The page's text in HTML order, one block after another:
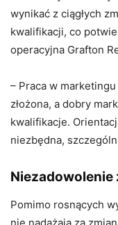
wynikać z ciągłych
kwalifikacji, co
operacyjna Grafton
– Praca w
złożona, a dobry
kwalifikacje.
niezbędna,
Pomimo rosnących